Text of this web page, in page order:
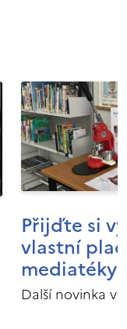
Přijďte si
vlastní
mediatéky
Další novinka v